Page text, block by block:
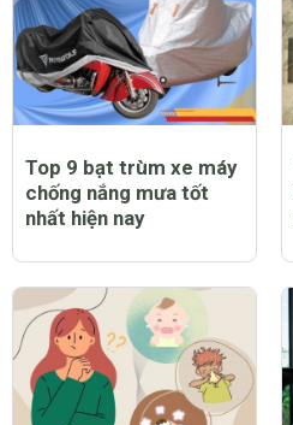
Top 9 bạt trùm xe máy
chống nắng mưa tốt
nhất hiện nay